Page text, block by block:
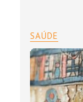
SAÚDE